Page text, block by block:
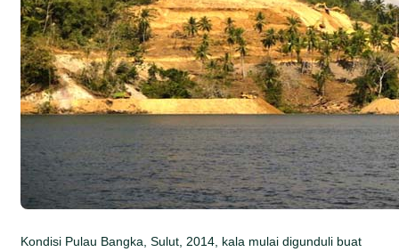
Kondisi Pulau Bangka, Sulut, 2014, kala mulai digunduli buat